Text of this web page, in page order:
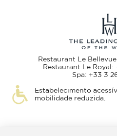
Restaurant Le
Restaurant Le Royal:
Spa: +33 3
Estabelecimento
mobilidade reduzida.